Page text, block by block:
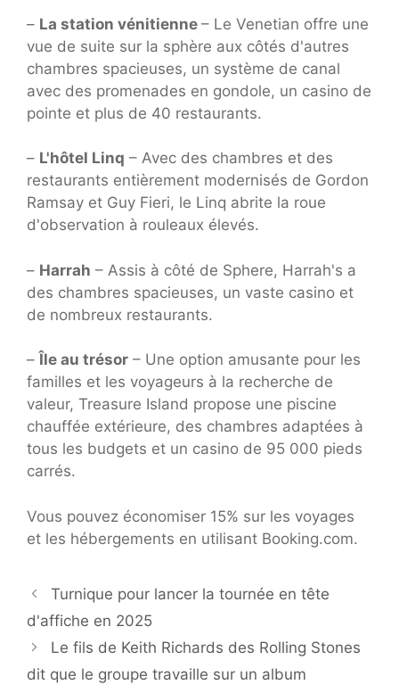
– La station vénitienne – Le Venetian offre une
vue de suite sur la sphère aux côtés d'autres
chambres spacieuses, un système de canal
avec des promenades en gondole, un casino de
pointe et plus de 40 restaurants.
– L'hôtel Linq – Avec des chambres et des
restaurants entièrement modernisés de Gordon
Ramsay et Guy Fieri, le Linq abrite la roue
d'observation à rouleaux élevés.
– Harrah – Assis à côté de Sphere, Harrah's a
des chambres spacieuses, un vaste casino et
de nombreux restaurants.
– Île au trésor – Une option amusante pour les
familles et les voyageurs à la recherche de
valeur, Treasure Island propose une piscine
chauffée extérieure, des chambres adaptées à
tous les budgets et un casino de 95 000 pieds
carrés.
Vous pouvez économiser 15% sur les voyages
et les hébergements en utilisant Booking.com.
Turnique pour lancer la tournée en tête
d'affiche en 2025
Le fils de Keith Richards des Rolling Stones
dit que le groupe travaille sur un album